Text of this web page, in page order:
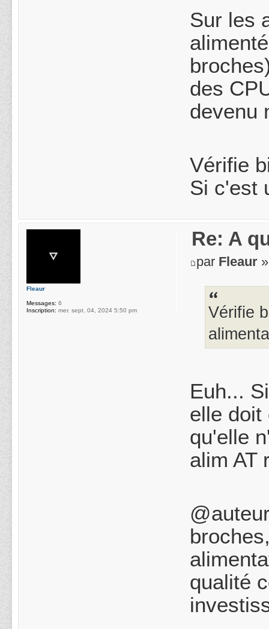
Sur les
des
devenu
Vérifie
Si c'est
Re: A
par Fleaur
Vérifie
Euh...
elle doit
qu'elle
alim AT
qualité
Fleaur
Messages: 6
Inscription: mer. sept. 04, 2024 5:50 pm